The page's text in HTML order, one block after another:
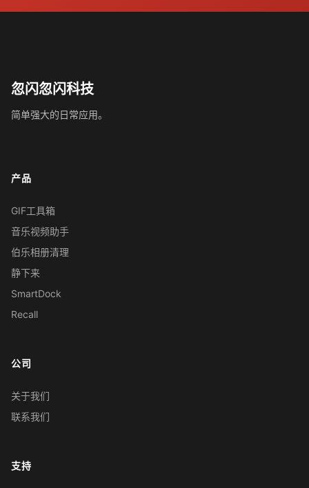
忽闪忽闪科技
简单强大的日常应用。
产品
GIF工具箱
音乐视频助手
伯乐相册清理
静下来
SmartDock
Recall
公司
关于我们
联系我们
支持